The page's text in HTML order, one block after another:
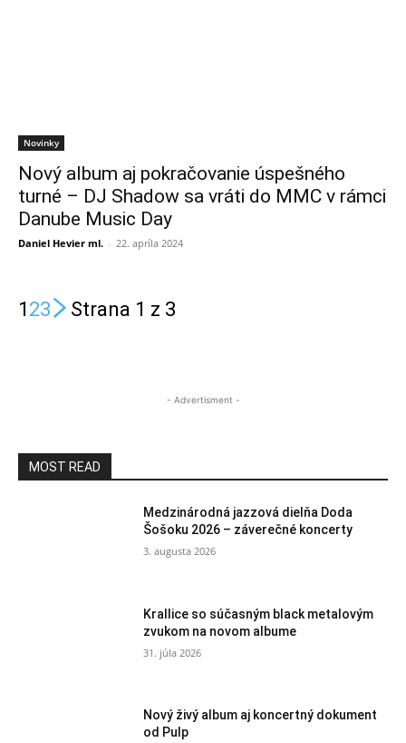
Novinky
Nový album aj pokračovanie úspešného
turné – DJ Shadow sa vráti do MMC v rámci
Danube Music Day
Daniel Hevier ml. - 22. apríla 2024
1 23 Strana 1 z 3
- Advertisment -
MOST READ
Medzinárodná jazzová dielňa Doda
Šošoku 2026 – záverečné koncerty
3. augusta 2026
Krallice so súčasným black metalovým
zvukom na novom albume
31. júla 2026
Nový živý album aj koncertný dokument
od Pulp